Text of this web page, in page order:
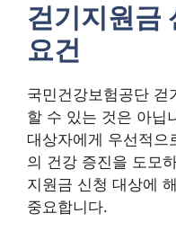
걷기지원금
요건
국민건강보험공단 걷
할 수 있는 것은 아닙
대상자에게 우선적으
의 건강 증진을 도모
지원금 신청 대상에
중요합니다.